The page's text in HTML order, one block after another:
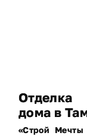
дома в
«Строй Мечты